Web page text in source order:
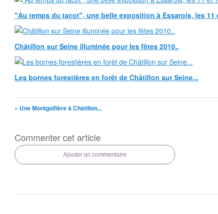
"Au temps du tacot", une belle exposition à Essarois, les 11
Châtillon sur Seine illuminée pour les fêtes 2010..
Les bornes forestières en forêt de Châtillon sur Seine...
« Une Montgolfière à Châtillon...
Commenter cet article
Ajouter un commentaire